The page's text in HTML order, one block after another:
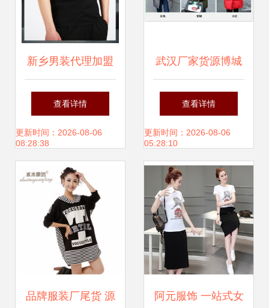
新乡男装代理加盟
指南 河南地区如何
选择有保障的男装
招商公司
查看详情
更新时间：2026-08-06
08:28:38
武汉厂家货源博城
服饰 品牌折扣服装
与尾货经销的优选
伙伴
查看详情
更新时间：2026-08-06
05:28:10
品牌服装厂尾货 源 阿元服饰 一站式女